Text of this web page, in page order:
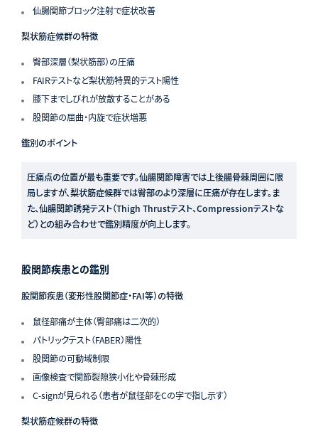
仙腸関節ブロック注射で症状改善
梨状筋症候群の特徴
臀部深層（梨状筋部）の圧痛
FAIRテストなど梨状筋特異的テスト陽性
膝下までしびれが放散することがある
股関節の屈曲・内旋で症状増悪
鑑別のポイント
圧痛点の位置が最も重要です。仙腸関節障害では上後腸骨棘周囲に限
局しますが、梨状筋症候群では臀部のより深層に圧痛が存在します。ま
た、仙腸関節誘発テスト（Thigh Thrustテスト、Compressionテストな
ど）との組み合わせで鑑別精度が向上します。
股関節疾患との鑑別
股関節疾患（変形性股関節症・FAI等）の特徴
鼠径部痛が主体（臀部痛は二次的）
パトリックテスト（FABER）陽性
股関節の可動域制限
画像検査で関節裂隙狭小化や骨棘形成
C-signが見られる（患者が鼠径部をCの字で指し示す）
梨状筋症候群の特徴